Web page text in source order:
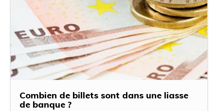
Combien de billets sont dans une liasse
de banque ?